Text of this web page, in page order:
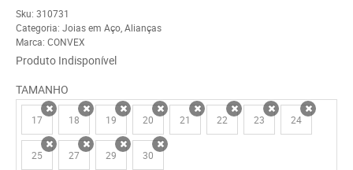
Sku: 310731
Categoria: Joias em Aço Alianças
Marca: CONVEX
Produto Indisponível
TAMANHO
17x 18x 19x 20x 21 22x 23x 24x
25x 27x 29x 30x